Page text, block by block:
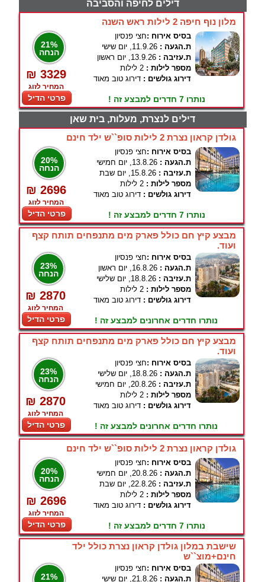
דילים לחיפה והסביבה
מלון נוף חיפה 2 לילות ראש השנה
21%
הנחה
₪ 3329
המחיר לזוג
פרטי הדיל
בסיס אירוח :חצי פנסיון
ת.הגעה : 11.9.26, יום שישי
ת.עזיבה : 13.9.26, יום ראשון
מספר לילות : 2 לילות
דירוג גולשים : דירוג טוב מאוד
נותרו 7 חדרים למבצע זה !
דילים לנצרת, מעלות, בית שאן
גולדן קראון נצרת 2 לילות סופ``ש ילד חינם
20%
הנחה
₪ 2696
המחיר לזוג
פרטי הדיל
בסיס אירוח :חצי פנסיון
ת.הגעה : 13.8.26, יום חמישי
ת.עזיבה : 15.8.26, יום שבת
מספר לילות : 2 לילות
דירוג גולשים : דירוג טוב מאוד
נותרו 7 חדרים למבצע זה !
מבצע קיץ חם כולל פארק מים מתנפחים תותח קצף
ועוד.
23%
הנחה
₪ 2870
המחיר לזוג
פרטי הדיל
בסיס אירוח :חצי פנסיון
ת.הגעה : 16.8.26, יום ראשון
ת.עזיבה : 18.8.26, יום שלישי
מספר לילות : 2 לילות
דירוג גולשים : דירוג טוב מאוד
נותרו חדרים אחרונים למבצע זה !
מבצע קיץ חם כולל פארק מים מתנפחים תותח קצף
ועוד.
23%
הנחה
₪ 2870
המחיר לזוג
פרטי הדיל
בסיס אירוח :חצי פנסיון
ת.הגעה : 18.8.26, יום שלישי
ת.עזיבה : 20.8.26, יום חמישי
מספר לילות : 2 לילות
דירוג גולשים : דירוג טוב מאוד
נותרו חדרים אחרונים למבצע זה !
גולדן קראון נצרת 2 לילות סופ``ש ילד חינם
20%
הנחה
₪ 2696
המחיר לזוג
פרטי הדיל
בסיס אירוח :חצי פנסיון
ת.הגעה : 20.8.26, יום חמישי
ת.עזיבה : 22.8.26, יום שבת
מספר לילות : 2 לילות
דירוג גולשים : דירוג טוב מאוד
נותרו 7 חדרים למבצע זה !
שישבת במלון גולדן קראון נצרת כולל ילד
חינם+מוצ``ש
21%
בסיס אירוח :חצי פנסיון
ת.הגעה : 21.8.26, יום שישי